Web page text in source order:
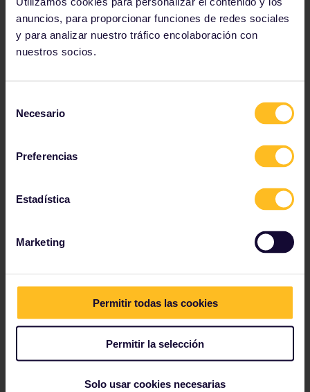
anuncios, para proporcionar funciones de redes sociales
y para analizar nuestro tráfico encolaboración con
nuestros socios.
Necesario
Preferencias
Estadística
Marketing
Permitir todas las cookies
Permitir la selección
Solo usar cookies necesarias
París
Prague
With our Interrail Pass, you can see the beauties of Prague and enjoy the most authentic traditional cuisines the city has to offer.